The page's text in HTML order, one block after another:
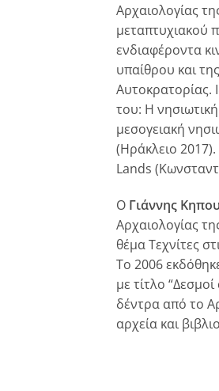
Αρχαιολογίας
μεταπτυχιακού
ενδιαφέροντα
υπαίθρου και
Αυτοκρατορίας.
του: Η
μεσογειακή
(Ηράκλειο
Lands
Ο Γιάννης
Αρχαιολογίας
θέμα Τεχνίτες
Το 2006
με τίτλο
δέντρα από το
αρχεία και